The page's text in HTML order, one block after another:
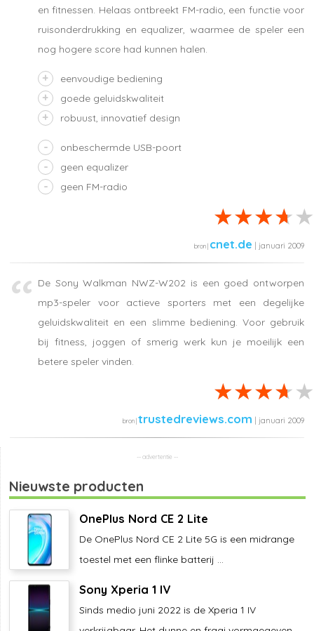
en fitnessen. Helaas ontbreekt FM-radio, een functie voor
ruisonderdrukking en equalizer, waarmee de speler een
nog hogere score had kunnen halen.
eenvoudige bediening
goede geluidskwaliteit
robuust, innovatief design
onbeschermde USB-poort
geen equalizer
geen FM-radio
cnet.de | januari 2009
De Sony Walkman NWZ-W202 is een goed ontworpen
mp3-speler voor actieve sporters met een degelijke
geluidskwaliteit en een slimme bediening. Voor gebruik
bij fitness, joggen of smerig werk kun je moeilijk een
betere speler vinden.
trustedreviews.com | januari 2009
Nieuwste producten
OnePlus Nord CE 2 Lite
De OnePlus Nord CE 2 Lite 5G is een midrange
toestel met een flinke batterij ...
Sony Xperia 1 IV
Sinds medio juni 2022 is de Xperia 1 IV